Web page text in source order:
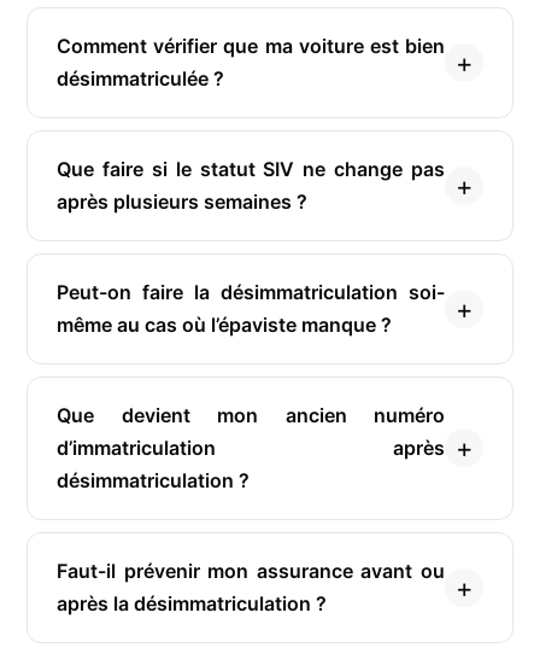
Comment vérifier que ma voiture est bien
désimmatriculée ?
Que faire si le statut SIV ne change pas
après plusieurs semaines ?
Peut-on faire la désimmatriculation soi-
même au cas où l’épaviste manque ?
Que devient mon ancien numéro
d’immatriculation après
désimmatriculation ?
Faut-il prévenir mon assurance avant ou
après la désimmatriculation ?